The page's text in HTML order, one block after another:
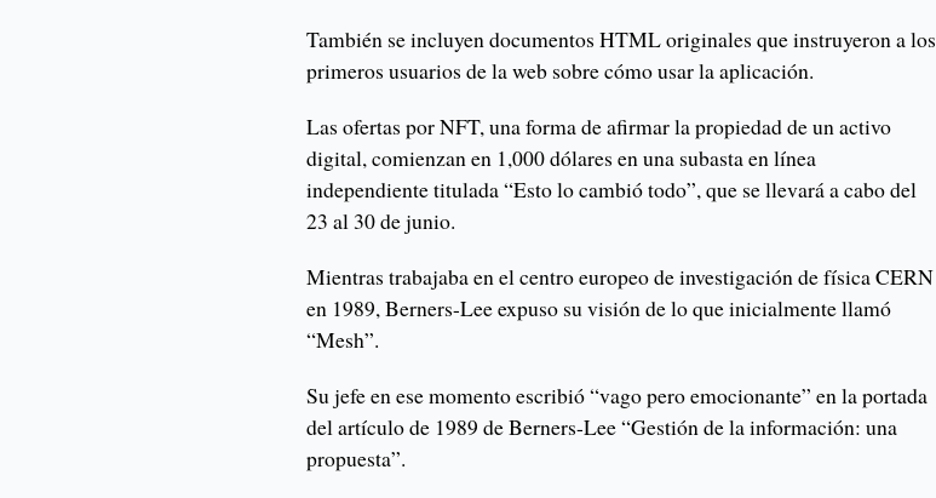
También se incluyen documentos HTML originales que instruyeron a los
primeros usuarios de la web sobre cómo usar la aplicación.
Las ofertas por NFT, una forma de afirmar la propiedad de un activo
digital, comienzan en 1,000 dólares en una subasta en línea
independiente titulada “Esto lo cambió todo”, que se llevará a cabo del
23 al 30 de junio.
Mientras trabajaba en el centro europeo de investigación de física CERN
en 1989, Berners-Lee expuso su visión de lo que inicialmente llamó
“Mesh”.
Su jefe en ese momento escribió “vago pero emocionante” en la portada
del artículo de 1989 de Berners-Lee “Gestión de la información: una
propuesta”.